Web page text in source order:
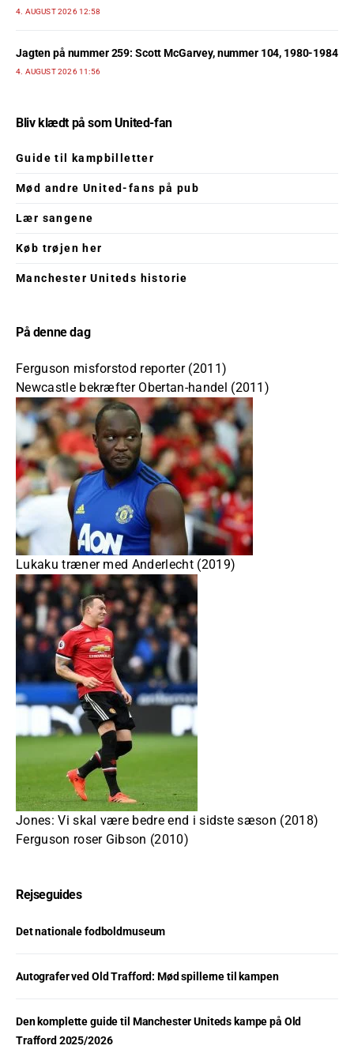
4. AUGUST 2026 12:58
Jagten på nummer 259: Scott McGarvey, nummer 104, 1980-1984
4. AUGUST 2026 11:56
Bliv klædt på som United-fan
Guide til kampbilletter
Mød andre United-fans på pub
Lær sangene
Køb trøjen her
Manchester Uniteds historie
På denne dag
Ferguson misforstod reporter (2011)
Newcastle bekræfter Obertan-handel (2011)
Lukaku træner med Anderlecht (2019)
Jones: Vi skal være bedre end i sidste sæson (2018)
Ferguson roser Gibson (2010)
Rejseguides
Det nationale fodboldmuseum
Autografer ved Old Trafford: Mød spillerne til kampen
Den komplette guide til Manchester Uniteds kampe på Old
Trafford 2025/2026